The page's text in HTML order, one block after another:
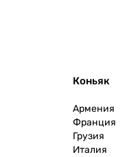
Коньяк
Армения
Франция
Грузия
Италия